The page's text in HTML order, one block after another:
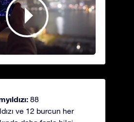
88
ve 12 burcun her